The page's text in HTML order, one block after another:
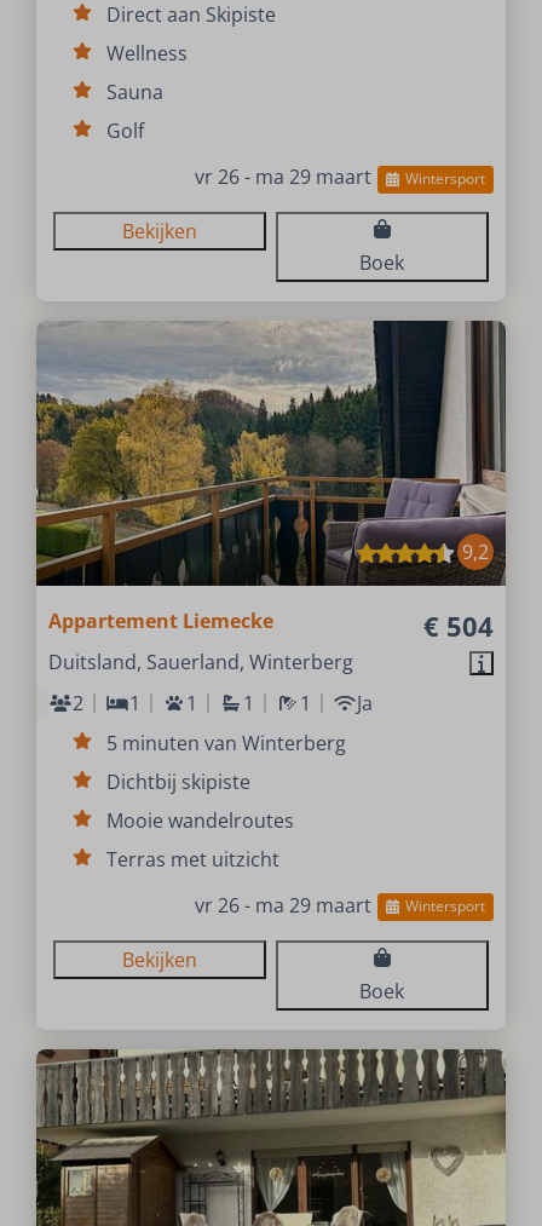
Direct aan Skipiste
Wellness
Sauna
Golf
vr 26 - ma 29 maart
Wintersport
Bekijken
Boek
9,2
€ 504
Appartement Liemecke
Duitsland, Sauerland, Winterberg
2
1 1 1 1
Ja
5 minuten van Winterberg
Dichtbij skipiste
Mooie wandelroutes
Terras met uitzicht
vr 26 - ma 29 maart
Wintersport
Bekijken
Boek